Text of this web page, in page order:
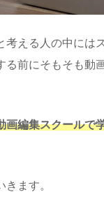
考える人の中には
る前にそもそも動
画編集スクールで
ます。